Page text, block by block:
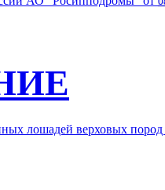
лошадей верховых